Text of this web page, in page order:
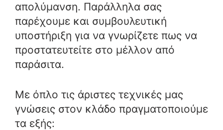
απολύμανση. Παράλληλα σας
παρέχουμε και συμβουλευτική
υποστήριξη για να γνωρίζετε πως να
προστατευτείτε στο μέλλον από
παράσιτα.
Με όπλο τις άριστες τεχνικές μας
γνώσεις στον κλάδο πραγματοποιούμε
τα εξής: